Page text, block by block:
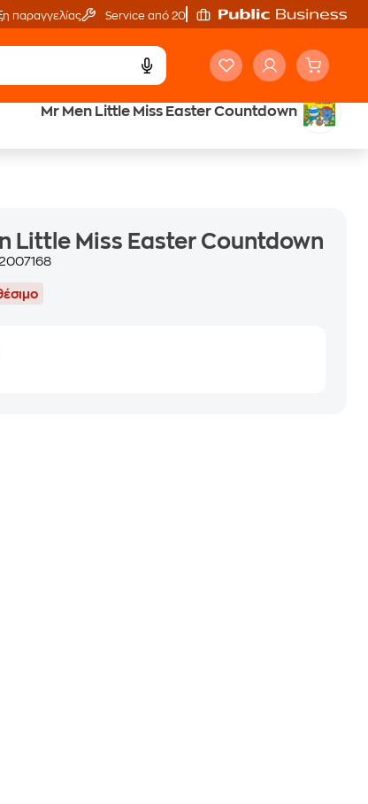
παραγγελίας Service από 20'
Mr Men Little Miss Easter Countdown
Έλα στον κόσμο
Little Miss Easter Countdown